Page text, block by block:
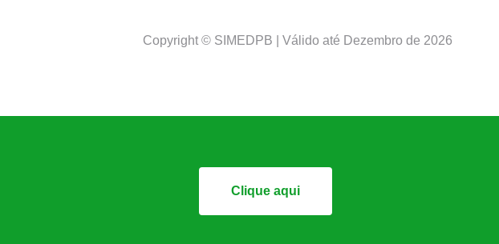
Copyright © SIMEDPB | Válido até Dezembro de 2026
Clique aqui